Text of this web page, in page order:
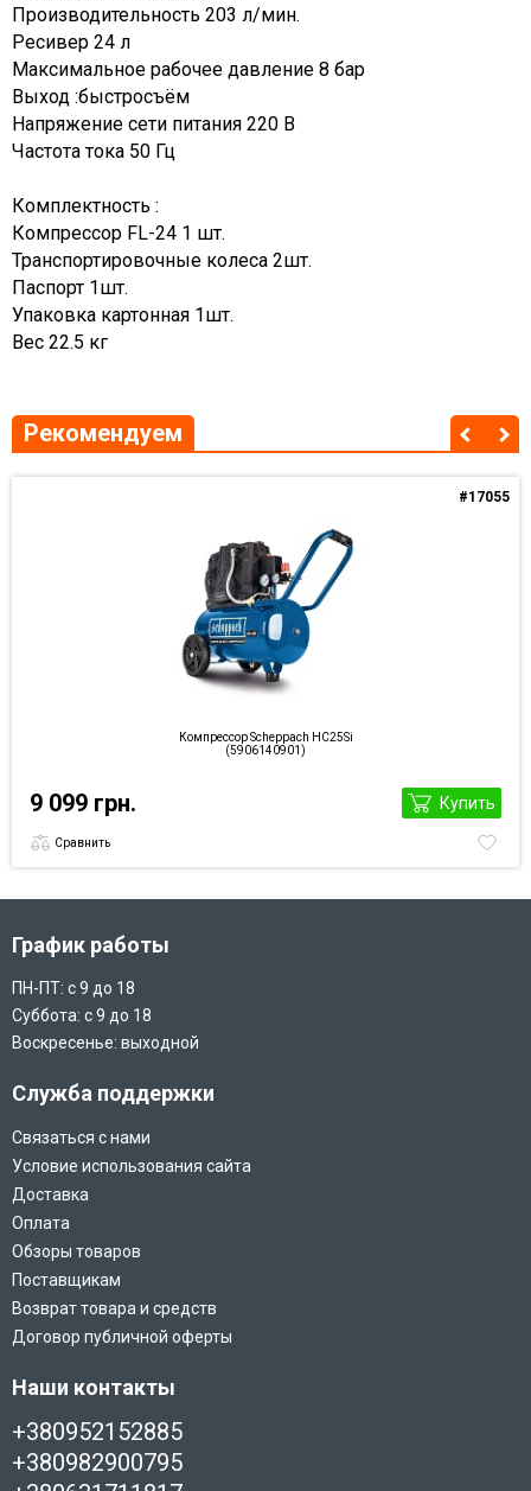
Производительность 203 л/мин.
Ресивер 24 л
Максимальное рабочее давление 8 бар
Выход :быстросъём
Напряжение сети питания 220 В
Частота тока 50 Гц
Комплектность :
Компрессор FL-24 1 шт.
Транспортировочные колеса 2шт.
Паспорт 1шт.
Упаковка картонная 1шт.
Вес 22.5 кг
Рекомендуем
#17055
Компрессор Scheppach HC25Si
(5906140901)
9 099 грн. Купить
Сравнить
График работы
ПН-ПТ: с 9 до 18
Суббота: с 9 до 18
Воскресенье: выходной
Служба поддержки
Связаться с нами
Условие использования сайта
Доставка
Оплата
Обзоры товаров
Поставщикам
Возврат товара и средств
Договор публичной оферты
Наши контакты
+380952152885
+380982900795